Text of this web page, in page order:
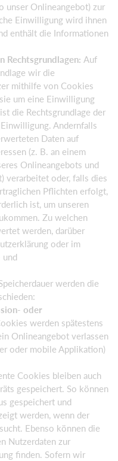
unser Onlineangebot) zur
Einwilligung wird ihnen
enthält die Informationen
Rechtsgrundlagen: Auf
wir die
mithilfe von Cookies
um eine Einwilligung
die Rechtsgrundlage der
Andernfalls
Daten auf
(z. B. an einem
Onlineangebots und
verarbeitet oder, falls dies
Pflichten erfolgt,
ist, um unseren
Zu welchen
werden, darüber
oder im
und
werden die
oder
werden spätestens
Onlineangebot verlassen
oder mobile Applikation)
Cookies bleiben auch
gespeichert. So können
gespeichert und
werden, wenn der
Ebenso können die
Nutzerdaten zur
finden. Sofern wir